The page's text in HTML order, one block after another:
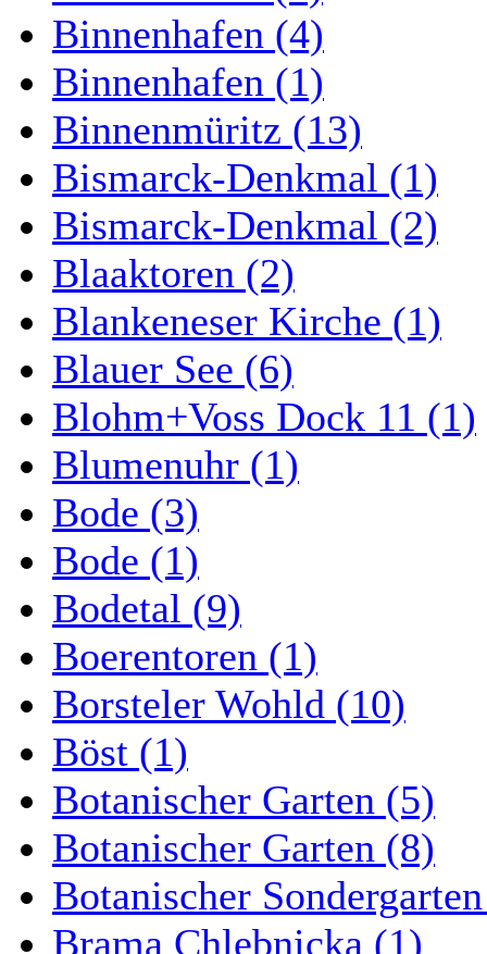
Binnenhafen (4)
Binnenhafen (1)
Binnenmüritz (13)
Bismarck-Denkmal (1)
Bismarck-Denkmal (2)
Blaaktoren (2)
Blankeneser Kirche (1)
Blauer See (6)
Blohm+Voss Dock 11 (1)
Blumenuhr (1)
Bode (3)
Bode (1)
Bodetal (9)
Boerentoren (1)
Borsteler Wohld (10)
Böst (1)
Botanischer Garten (5)
Botanischer Garten (8)
Botanischer
Brama Chlebnicka (1)